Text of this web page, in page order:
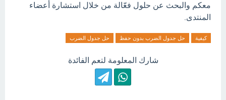
معكم والبحث عن حلول فعّالة من خلال استشارة أعضاء
المنتدى.
كيفية حل جدول الضرب بدون حفظ حل جدول الضرب
شارك المعلومة لتعم الفائدة